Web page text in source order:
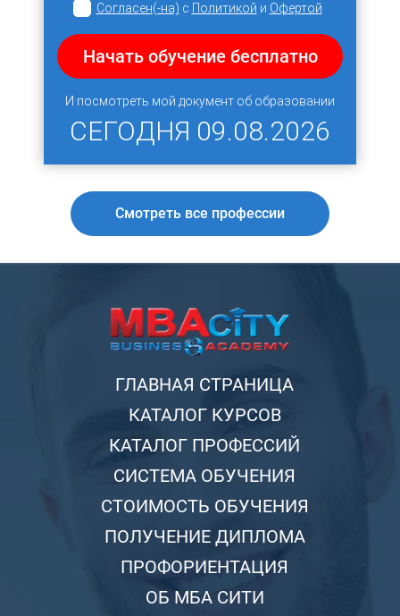
Согласен(-на) с Политикой и Офертой
Начать обучение бесплатно
И посмотреть мой документ об образовании
СЕГОДНЯ 09.08.2026
Смотреть все профессии
ГЛАВНАЯ СТРАНИЦА
КАТАЛОГ КУРСОВ
КАТАЛОГ ПРОФЕССИЙ
СИСТЕМА ОБУЧЕНИЯ
СТОИМОСТЬ ОБУЧЕНИЯ
ПОЛУЧЕНИЕ ДИПЛОМА
ПРОФОРИЕНТАЦИЯ
ОБ МБА СИТИ